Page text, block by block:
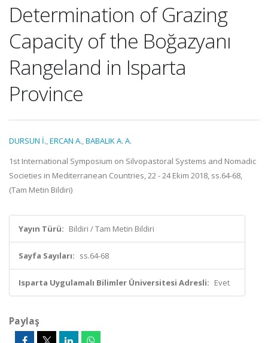
Determination of Grazing
Capacity of the Boğazyanı
Rangeland in Isparta
Province
DURSUN İ.,ERCAN A.,BABALIK A. A.
1st International Symposium on Silvopastoral Systems and Nomadic
Societies in Mediterranean Countries, 22 - 24 Ekim 2018, ss.64-68,
(Tam Metin Bildiri)
Yayın Türü: Bildiri / Tam Metin Bildiri
Sayfa Sayıları: ss.64-68
Isparta Uygulamalı Bilimler Üniversitesi Adresli: Evet
Paylaş